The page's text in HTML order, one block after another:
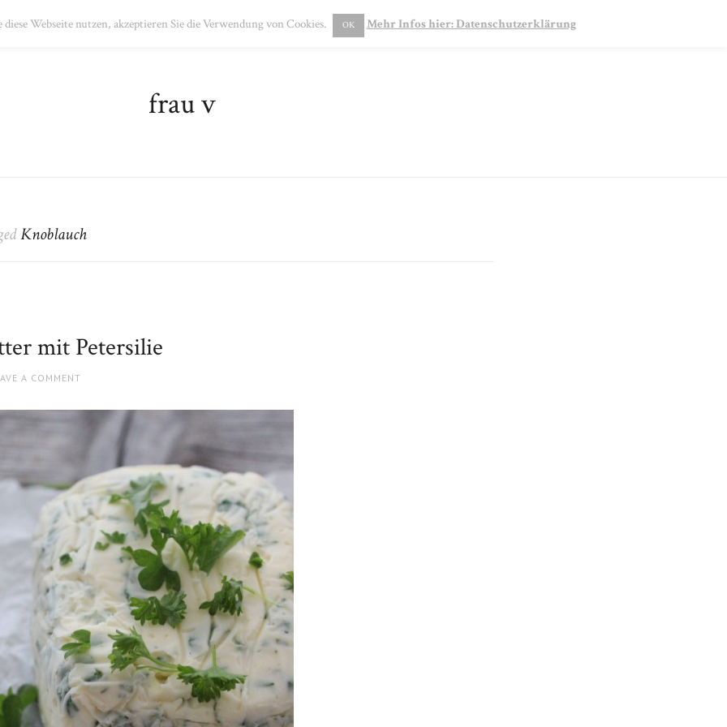
DATENSCHUTZ
frau v
Knoblauch
mit Petersilie
A COMMENT
Webseite nutzen, akzeptieren Sie die Verwendung von Cookies. OK Mehr Infos hier: Datenschutzerklärung